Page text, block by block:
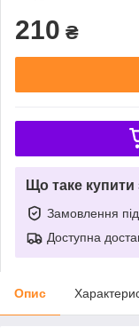
210 ₴
Що таке
Замовлення
Доступна
Опис